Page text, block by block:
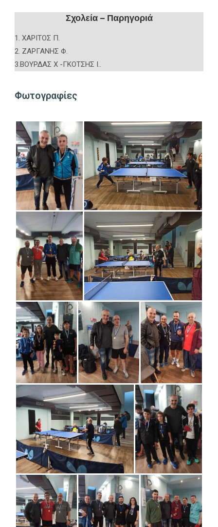
Σχολεία – Παρηγοριά
1. ΧΑΡΙΤΟΣ Π.
2. ΖΑΡΓΑΝΗΣ Φ.
3.ΒΟΥΡΔΑΣ Χ -ΓΚΟΤΣΗΣ Ι..
Φωτογραφίες